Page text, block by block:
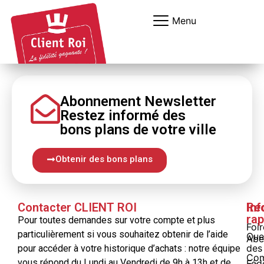
Menu
Abonnement Newsletter
Restez informé des
bons plans de votre ville
Obtenir des bons plans
Contacter CLIENT ROI
Pour toutes demandes sur votre compte et plus
particulièrement si vous souhaitez obtenir de l’aide
pour accéder à votre historique d’achats : notre équipe des
Panneau de gestion des cookies